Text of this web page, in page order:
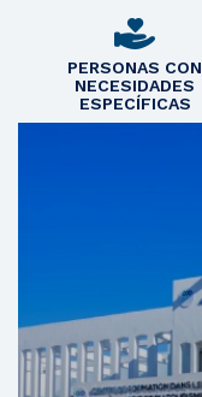
PERSONAS CON
NECESIDADES
ESPECÍFICAS